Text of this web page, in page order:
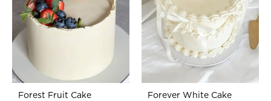
Forest Fruit Cake
Forever White Cake